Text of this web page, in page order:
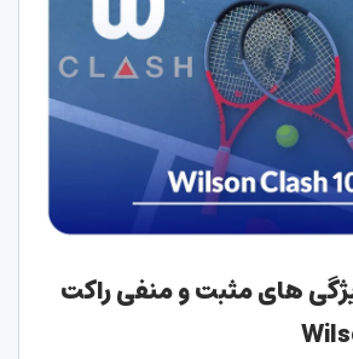
های مثبت و منفی راکت